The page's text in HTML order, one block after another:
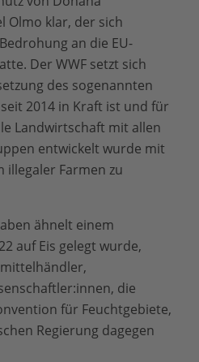
Olmo klar, der sich
an die EU-
Der WWF setzt sich
des sogenannten
2014 in Kraft ist und für
Landwirtschaft mit allen
entwickelt wurde mit
illegaler Farmen zu
ähnelt einem
auf Eis gelegt wurde,
die
für Feuchtgebiete,
Regierung dagegen